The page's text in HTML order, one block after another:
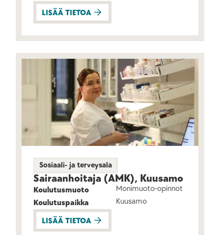
LISÄÄ TIETOA
Sosiaali- ja terveysala
Sairaanhoitaja (AMK), Kuusamo
Koulutusmuoto
Monimuoto-opinnot
Koulutuspaikka
Kuusamo
LISÄÄ TIETOA